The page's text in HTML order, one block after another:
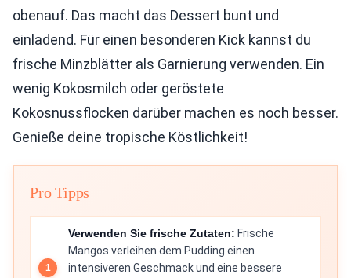
obenauf. Das macht das Dessert bunt und
einladend. Für einen besonderen Kick kannst du
frische Minzblätter als Garnierung verwenden. Ein
wenig Kokosmilch oder geröstete
Kokosnussflocken darüber machen es noch besser.
Genieße deine tropische Köstlichkeit!
Pro Tipps
Verwenden Sie frische Zutaten: Frische
Mangos verleihen dem Pudding einen
intensiveren Geschmack und eine bessere